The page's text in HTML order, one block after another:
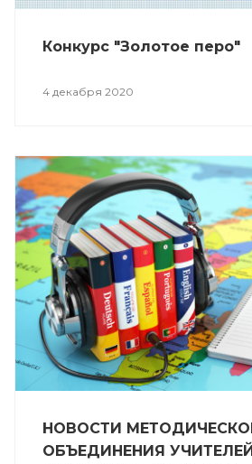
Конкурс "Золотое перо"
4 декабря 2020
НОВОСТИ
ОБЪЕДИНЕНИЯ